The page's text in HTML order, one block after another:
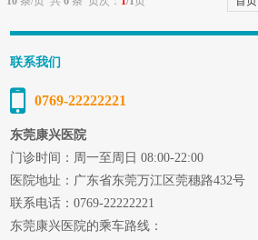
联系我们
0769-22222221
东莞康兴医院
门诊时间：周一至周日 08:00-22:00
医院地址：广东省东莞万江区莞穗路432号
联系电话：0769-22222221
东莞康兴医院的乘车路线：